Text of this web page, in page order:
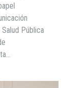
Pública